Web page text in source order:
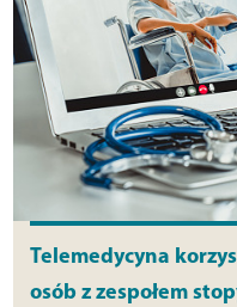
Telemedycyna
osób z zespołem